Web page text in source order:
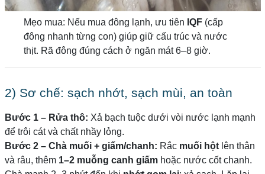
Mẹo mua: Nếu mua đông lạnh, ưu tiên IQF(cấp
đông nhanh từng con) giúp giữ cấu trúc và nước
thịt. Rã đông đúng cách ở ngăn mát 6–8 giờ.
2) Sơ chế: sạch nhớt, sạch mùi, an toàn
Bước 1 – Rửa thô: Xả bạch tuộc dưới vòi nước lạnh mạnh
để trôi cát và chất nhầy lỏng.
Bước 2 – Chà muối + giấm/chanh: Rắc muối hộtlên thân
và râu, thêm 1–2 muỗng canh giấmhoặc nước cốt chanh.